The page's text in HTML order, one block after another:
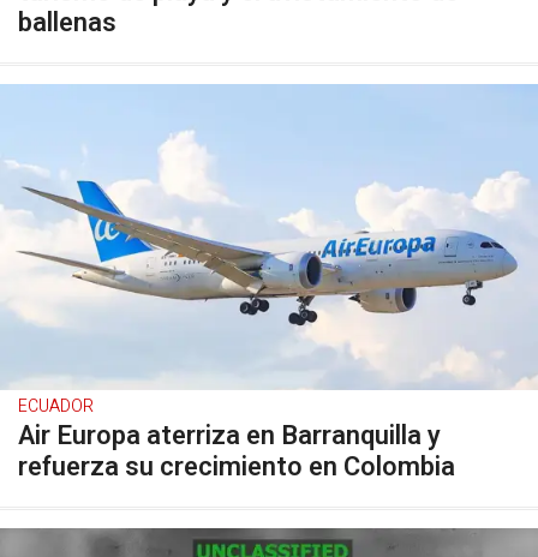
ballenas
ECUADOR
Air Europa aterriza en Barranquilla y
refuerza su crecimiento en Colombia